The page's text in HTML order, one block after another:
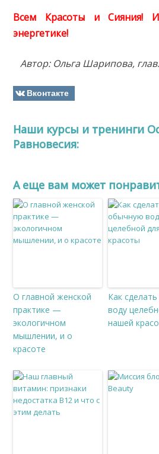
Всем Красоты и Сияния!
энергетике!
Автор: Ольга Шарипова,
Вконтакте
Наши курсы и тренинги
Равновесия:
A еще вам может
О главной женской
практике —
экологичном
мышлении, и о
красоте
Как
воду
нашей